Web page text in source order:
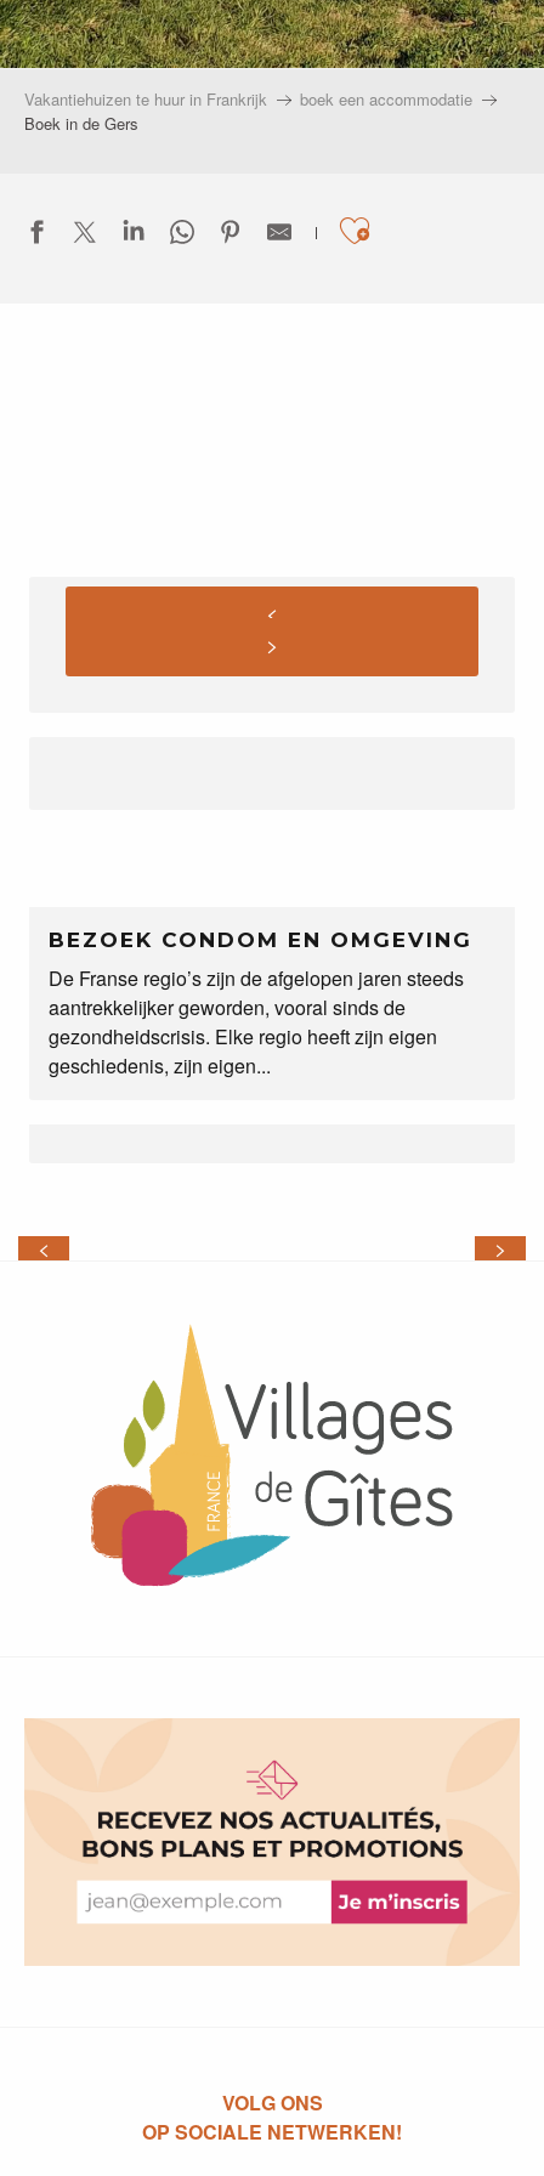
Vakantiehuizen te huur in Frankrijk
boek een accommodatie
Boek in de Gers
Ajouter
BEZOEK CONDOM EN OMGEVING
De Franse regio’s zijn de afgelopen jaren steeds
aantrekkelijker geworden, vooral sinds de
gezondheidscrisis. Elke regio heeft zijn eigen
geschiedenis, zijn eigen...
VOLG ONS
OP SOCIALE NETWERKEN!